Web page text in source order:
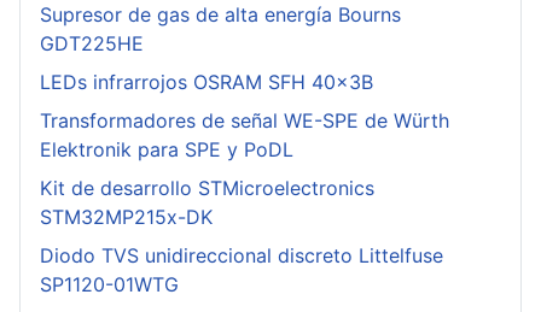
Supresor de gas de alta energía Bourns
GDT225HE
LEDs infrarrojos OSRAM SFH 40x3B
Transformadores de señal WE-SPE de Würth
Elektronik para SPE y PoDL
Kit de desarrollo STMicroelectronics
STM32MP215x-DK
Diodo TVS unidireccional discreto Littelfuse
SP1120-01WTG